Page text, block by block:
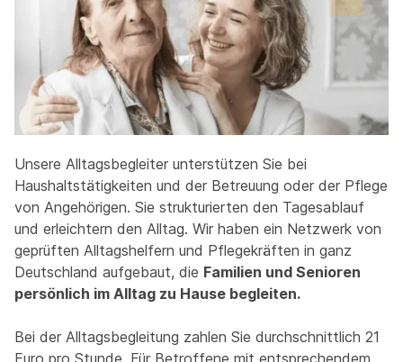
Unsere Alltagsbegleiter unterstützen Sie bei
Haushaltstätigkeiten und der Betreuung oder der Pflege
von Angehörigen. Sie strukturierten den Tagesablauf
und erleichtern den Alltag. Wir haben ein Netzwerk von
geprüften Alltagshelfern und Pflegekräften in ganz
Deutschland aufgebaut, die Familien und Senioren
persönlich im Alltag zu Hause begleiten.
Bei der Alltagsbegleitung zahlen Sie durchschnittlich 21